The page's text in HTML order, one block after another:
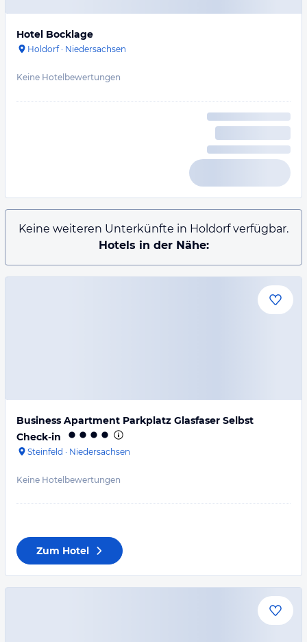
Hotel Bocklage
Holdorf· Niedersachsen
Keine Hotelbewertungen
Keine weiteren Unterkünfte in Holdorf verfügbar.
Hotels in der Nähe:
Business Apartment Parkplatz Glasfaser Selbst
Check-in
Steinfeld · Niedersachsen
Keine Hotelbewertungen
Zum Hotel